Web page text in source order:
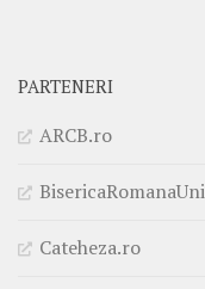
PARTENERI
ARCB.ro
Cateheza.ro